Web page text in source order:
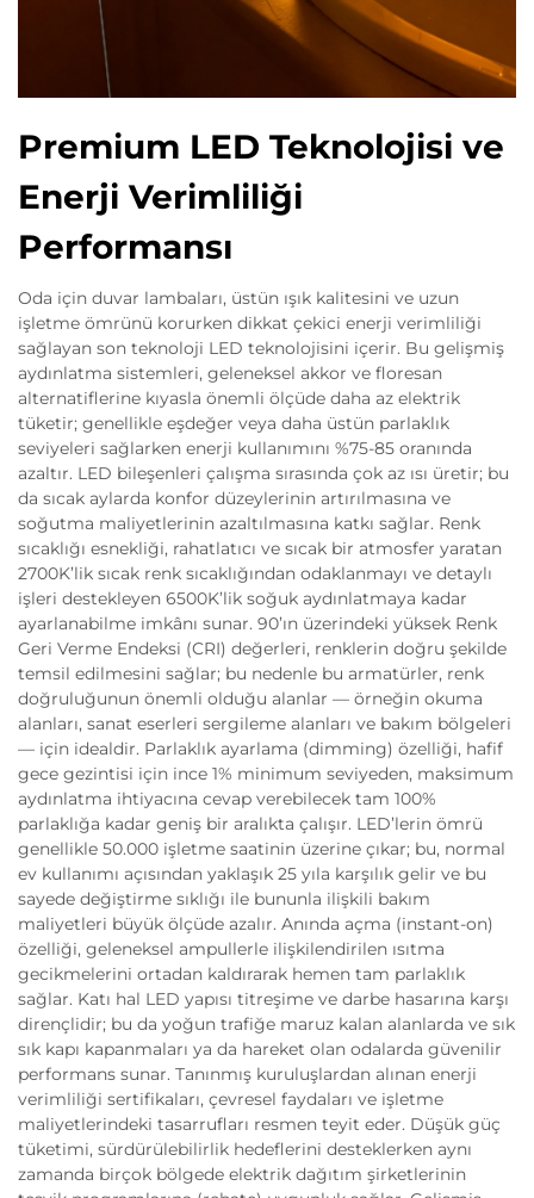
Premium LED Teknolojisi ve
Enerji Verimliliği
Performansı
Oda için duvar lambaları, üstün ışık kalitesini ve uzun
işletme ömrünü korurken dikkat çekici enerji verimliliği
sağlayan son teknoloji LED teknolojisini içerir. Bu gelişmiş
aydınlatma sistemleri, geleneksel akkor ve floresan
alternatiflerine kıyasla önemli ölçüde daha az elektrik
tüketir; genellikle eşdeğer veya daha üstün parlaklık
seviyeleri sağlarken enerji kullanımını %75-85 oranında
azaltır. LED bileşenleri çalışma sırasında çok az ısı üretir; bu
da sıcak aylarda konfor düzeylerinin artırılmasına ve
soğutma maliyetlerinin azaltılmasına katkı sağlar. Renk
sıcaklığı esnekliği, rahatlatıcı ve sıcak bir atmosfer yaratan
2700K’lik sıcak renk sıcaklığından odaklanmayı ve detaylı
işleri destekleyen 6500K’lik soğuk aydınlatmaya kadar
ayarlanabilme imkânı sunar. 90’ın üzerindeki yüksek Renk
Geri Verme Endeksi (CRI) değerleri, renklerin doğru şekilde
temsil edilmesini sağlar; bu nedenle bu armatürler, renk
doğruluğunun önemli olduğu alanlar — örneğin okuma
alanları, sanat eserleri sergileme alanları ve bakım bölgeleri
— için idealdir. Parlaklık ayarlama (dimming) özelliği, hafif
gece gezintisi için ince 1% minimum seviyeden, maksimum
aydınlatma ihtiyacına cevap verebilecek tam 100%
parlaklığa kadar geniş bir aralıkta çalışır. LED’lerin ömrü
genellikle 50.000 işletme saatinin üzerine çıkar; bu, normal
ev kullanımı açısından yaklaşık 25 yıla karşılık gelir ve bu
sayede değiştirme sıklığı ile bununla ilişkili bakım
maliyetleri büyük ölçüde azalır. Anında açma (instant-on)
özelliği, geleneksel ampullerle ilişkilendirilen ısıtma
gecikmelerini ortadan kaldırarak hemen tam parlaklık
sağlar. Katı hal LED yapısı titreşime ve darbe hasarına karşı
dirençlidir; bu da yoğun trafiğe maruz kalan alanlarda ve sık
sık kapı kapanmaları ya da hareket olan odalarda güvenilir
performans sunar. Tanınmış kuruluşlardan alınan enerji
verimliliği sertifikaları, çevresel faydaları ve işletme
maliyetlerindeki tasarrufları resmen teyit eder. Düşük güç
tüketimi, sürdürülebilirlik hedeflerini desteklerken aynı
zamanda birçok bölgede elektrik dağıtım şirketlerinin